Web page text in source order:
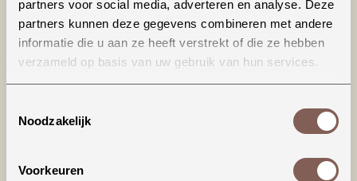
partners voor social media, adverteren en analyse. Deze
partners kunnen deze gegevens combineren met andere
informatie die u aan ze heeft verstrekt of die ze hebben
verzameld op basis van uw gebruik van hun services.
Noodzakelijk
Voorkeuren
Productinformatie